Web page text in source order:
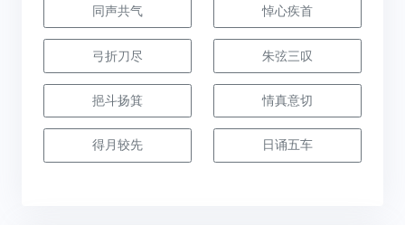
同声共气 悼心疾首
弓折刀尽 朱弦三叹
挹斗扬箕 情真意切
得月较先 日诵五车